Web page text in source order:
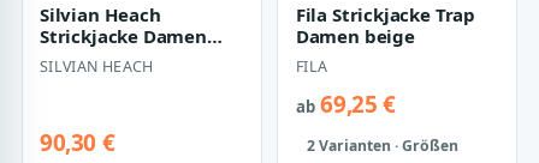
Silvian Heach
Strickjacke Damen
cremig
SILVIAN HEACH
90,30 €
Fila Strickjacke Trap
Damen beige
FILA
ab69,25 €
2 Varianten · Größen